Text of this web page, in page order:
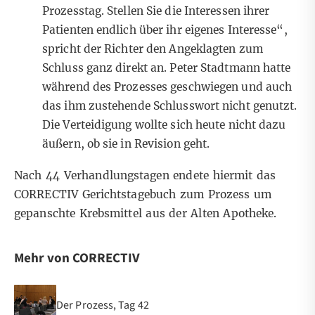
Prozesstag. Stellen Sie die Interessen ihrer
Patienten endlich über ihr eigenes Interesse“,
spricht der Richter den Angeklagten zum
Schluss ganz direkt an. Peter Stadtmann hatte
während des Prozesses geschwiegen und auch
das ihm zustehende Schlusswort nicht genutzt.
Die Verteidigung wollte sich heute nicht dazu
äußern, ob sie in Revision geht.
Nach 44 Verhandlungstagen endete hiermit das
CORRECTIV Gerichtstagebuch zum Prozess um
gepanschte Krebsmittel aus der Alten Apotheke.
Mehr von CORRECTIV
Der Prozess, Tag 42